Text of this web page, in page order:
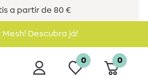
a partir de 80 €
Mesh! Descubra já!
0 0